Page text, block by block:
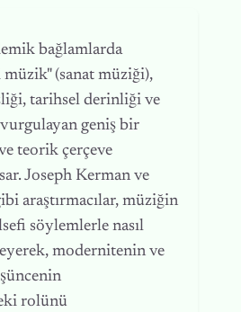
bağlamlarda
(sanat müziği),
tarihsel derinliği ve
geniş bir
teorik çerçeve
Joseph Kerman ve
araştırmacılar, müziğin
söylemlerle nasıl
modernitenin ve
rolünü